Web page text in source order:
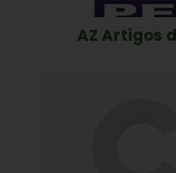
AZ Artigos